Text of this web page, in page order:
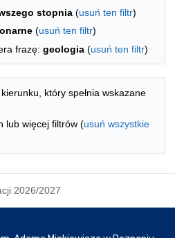
stopnia (usuń ten filtr)
(usuń ten filtr)
frazę: geologia (usuń ten filtr)
który spełnia wskazane
lub więcej filtrów (usuń wszystkie
2026/2027